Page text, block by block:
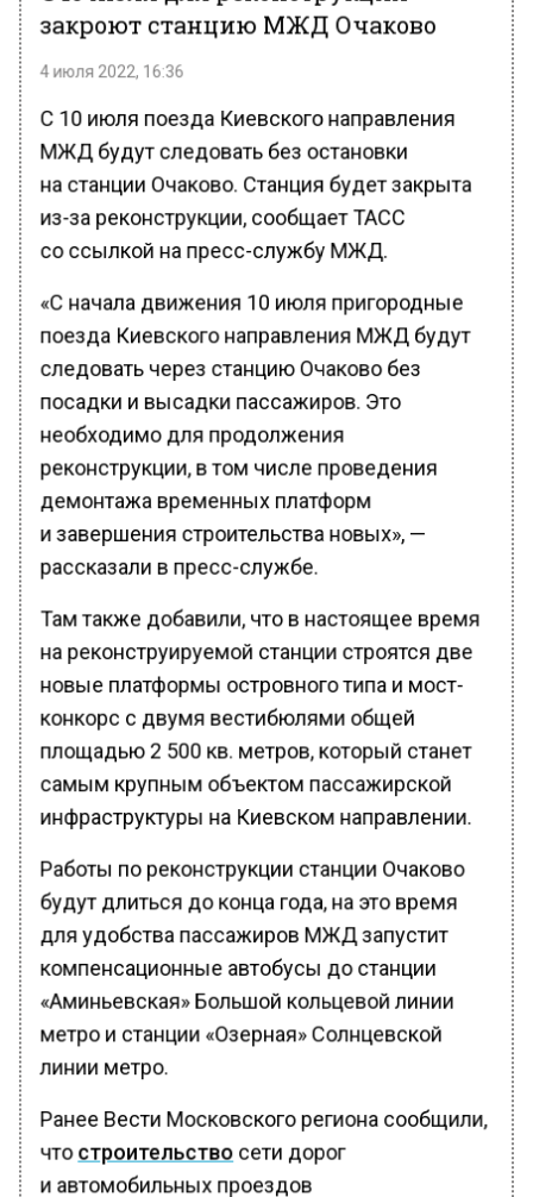
закроют станцию МЖД Очаково
4 июля 2022, 16:36
С 10 июля поезда Киевского направления
МЖД будут следовать без остановки
на станции Очаково. Станция будет закрыта
из-за реконструкции, сообщает ТАСС
со ссылкой на пресс-службу МЖД.
«С начала движения 10 июля пригородные
поезда Киевского направления МЖД будут
следовать через станцию Очаково без
посадки и высадки пассажиров. Это
необходимо для продолжения
реконструкции, в том числе проведения
демонтажа временных платформ
и завершения строительства новых», —
рассказали в пресс-службе.
Там также добавили, что в настоящее время
на реконструируемой станции строятся две
новые платформы островного типа и мост-
конкорс с двумя вестибюлями общей
площадью 2 500 кв. метров, который станет
самым крупным объектом пассажирской
инфраструктуры на Киевском направлении.
Работы по реконструкции станции Очаково
будут длиться до конца года, на это время
для удобства пассажиров МЖД запустит
компенсационные автобусы до станции
«Аминьевская» Большой кольцевой линии
метро и станции «Озерная» Солнцевской
линии метро.
Ранее Вести Московского региона сообщили,
чтостроительство сети дорог
и автомобильных проездов